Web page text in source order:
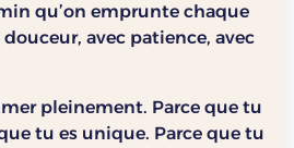
qu’on emprunte chaque
douceur, avec patience, avec
pleinement. Parce que tu
tu es unique. Parce que tu